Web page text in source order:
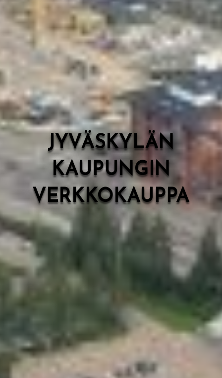
English
JYVÄSKYLÄN
KAUPUNGIN
VERKKOKAUPPA